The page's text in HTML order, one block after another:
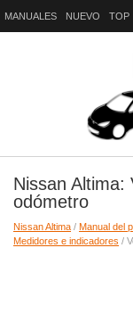
MANUALES NUEVO TOP
Nissan Altima:
odómetro
Nissan Altima / Manual del
Medidores e indicadores /